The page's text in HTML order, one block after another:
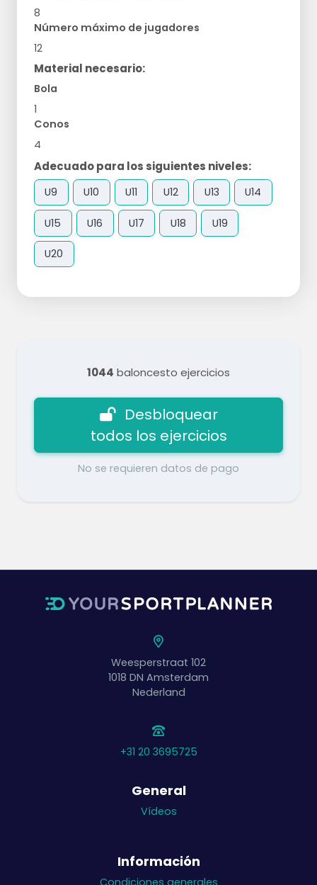
8
Número máximo de jugadores
12
Material necesario:
Bola
1
Conos
4
Adecuado para los siguientes niveles:
U9 U10 U11 U12 U13 U14
U15 U16 U17 U18 U19
U20
1044 baloncesto ejercicios
Desbloquear
todos los ejercicios
No se requieren datos de pago
Weesperstraat 102
1018 DN Amsterdam
Nederland
+31 20 3695725
General
Vídeos
Información